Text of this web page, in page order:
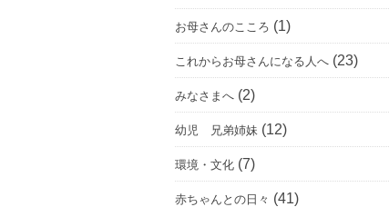
お母さんのこころ (1)
これからお母さんになる人へ (23)
みなさまへ (2)
幼児 兄弟姉妹 (12)
環境・文化 (7)
赤ちゃんとの日々 (41)